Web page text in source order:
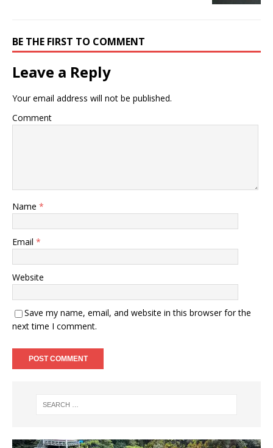
BE THE FIRST TO COMMENT
Leave a Reply
Your email address will not be published.
Comment
Name *
Email *
Website
Save my name, email, and website in this browser for the
next time I comment.